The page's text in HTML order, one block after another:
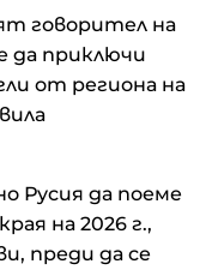
говорител на
да приключи
от региона на
Русия да поеме
на 2026 г.,
преди да се